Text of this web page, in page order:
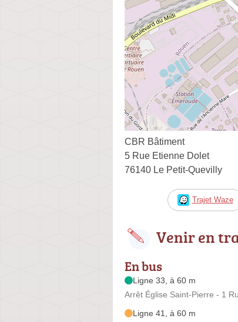
CBR Bâtiment
5 Rue Etienne Dolet
76140 Le Petit-Quevilly
Trajet Waze
Venir en
En bus
Ligne 33, à 60 m
Arrêt Église Saint-Pierre - 1
Ligne 41, à 60 m